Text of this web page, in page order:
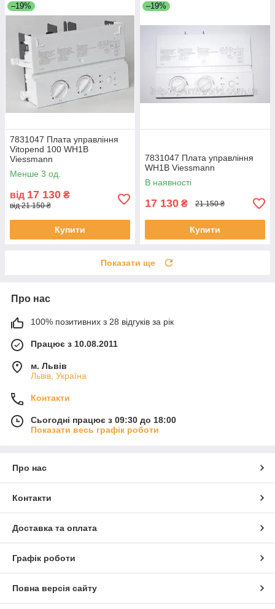
–19%
7831047 Плата управління
Vitopend 100 WH1B
Viessmann
Менше 3 од.
від 17 130 ₴
від 21 150 ₴
Купити
–19%
7831047 Плата управління
WH1B Viessmann
В наявності
17 130 ₴ 21 150 ₴
Купити
Показати ще
Про нас
100% позитивних з 28 відгуків за рік
Працює з 10.08.2011
м. Львів
Львів, Україна
Контакти
Сьогодні працює з 09:30 до 18:00
Показати весь графік роботи
Про нас
Контакти
Доставка та оплата
Графік роботи
Повна версія сайту